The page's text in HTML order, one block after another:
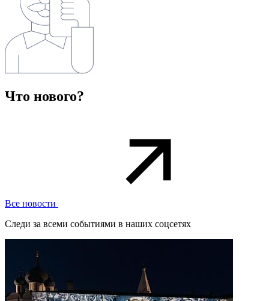
Что нового?
Все новости
Следи за всеми событиями в наших соцсетях